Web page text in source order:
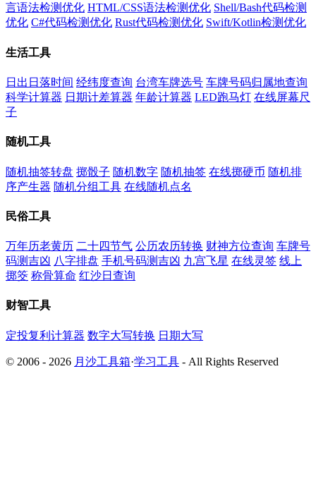
言语法检测优化 HTML/CSS语法检测优化 Shell/Bash代码检测
优化 C#代码检测优化 Rust代码检测优化 Swift/Kotlin检测优化
生活工具
日出日落时间 经纬度查询 台湾车牌选号 车牌号码归属地查询
科学计算器 日期计差算器 年龄计算器 LED跑马灯 在线屏幕尺
子
随机工具
随机抽签转盘 掷骰子 随机数字 随机抽签 在线掷硬币 随机排
序产生器 随机分组工具 在线随机点名
民俗工具
万年历老黄历 二十四节气 公历农历转换 财神方位查询 车牌号
码测吉凶 八字排盘 手机号码测吉凶 九宫飞星 在线灵签 线上
掷筊 称骨算命 红沙日查询
财智工具
定投复利计算器 数字大写转换 日期大写
© 2006 - 2026 月沙工具箱·学习工具 - All Rights Reserved